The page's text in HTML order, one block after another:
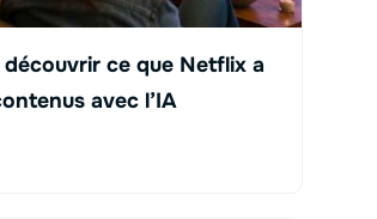
ce que Netflix a
avec l’IA